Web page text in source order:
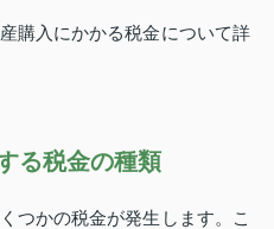
購入にかかる税金について詳
る税金の種類
つかの税金が発生します。こ